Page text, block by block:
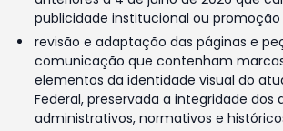
publicidade institucional ou promoção
revisão e adaptação das páginas e
comunicação que contenham
elementos da identidade visual do
Federal, preservada a integridade dos
administrativos, normativos e